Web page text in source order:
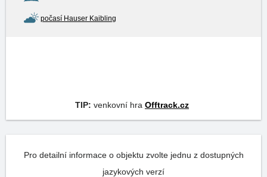
počasí Hauser Kaibling
TIP: venkovní hra Offtrack.cz
Pro detailní informace o objektu zvolte jednu z dostupných
jazykových verzí